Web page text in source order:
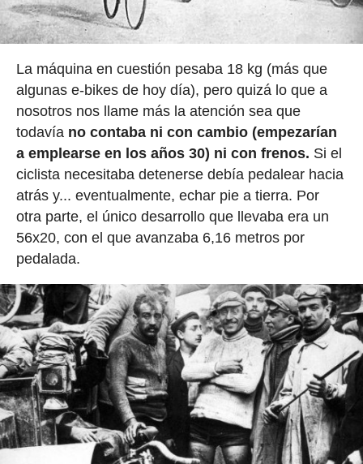
La máquina en cuestión pesaba 18 kg (más que
algunas e-bikes de hoy día), pero quizá lo que a
nosotros nos llame más la atención sea que
todavía no contaba ni con cambio (empezarían
a emplearse en los años 30) ni con frenos. Si el
ciclista necesitaba detenerse debía pedalear hacia
atrás y... eventualmente, echar pie a tierra. Por
otra parte, el único desarrollo que llevaba era un
56x20, con el que avanzaba 6,16 metros por
pedalada.